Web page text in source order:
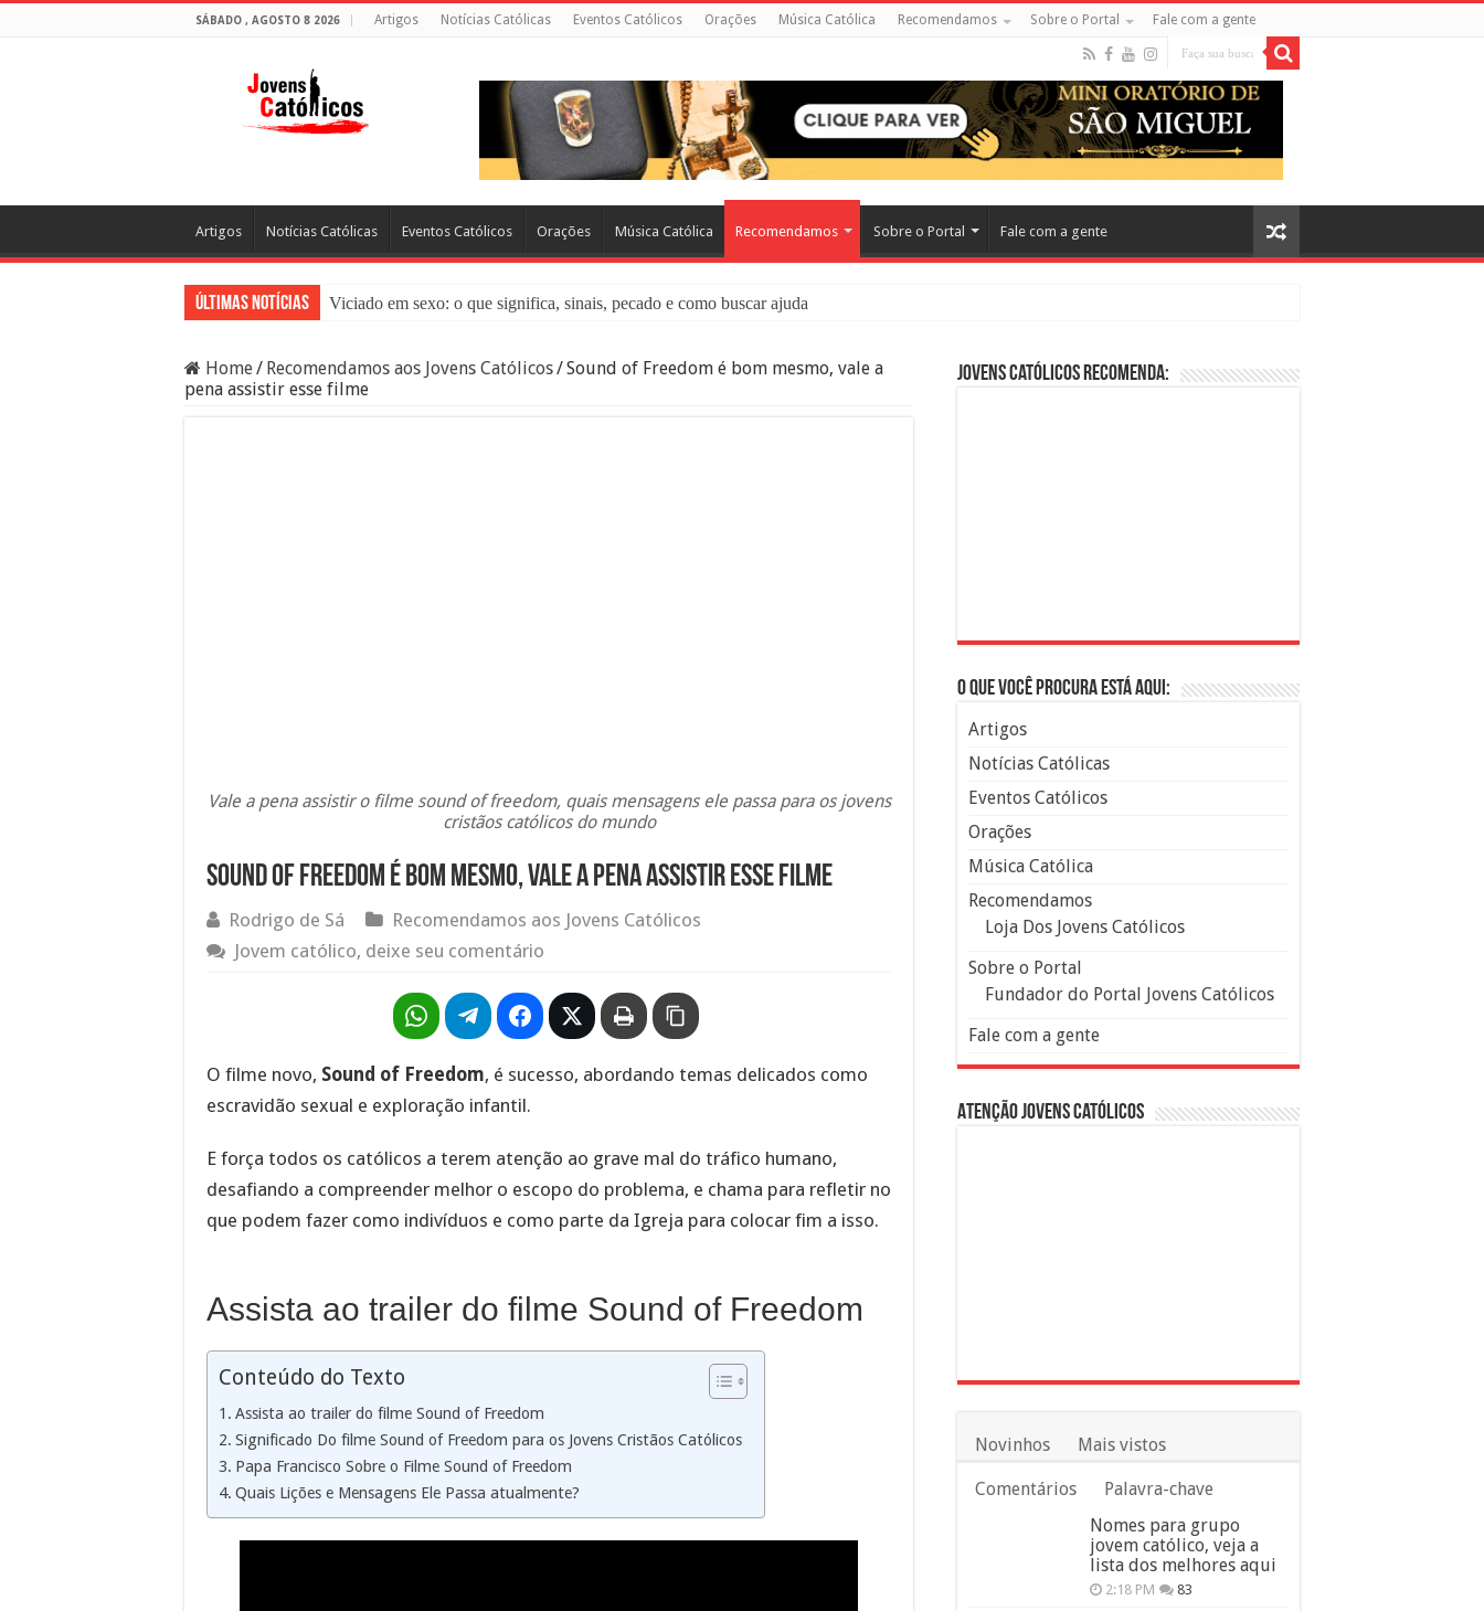
SÁBADO , AGOSTO 8 2026 Artigos Notícias Católicas Eventos Católicos Orações Música Católica Recomendamos Sobre o Portal Fale com a gente
Artigos Notícias Católicas Eventos Católicos Orações Música Católica Recomendamos Sobre o Portal Fale com a gente
Últimas Notícias
Viciado em sexo: o que significa, sinais, pecado e como buscar ajuda
Filme Sagrado Coração – Seu Reino Não Terá Fim: O Documentário Que Vai Tocar os Católicos no Cinema
Home/ Recomendamos aos Jovens Católicos/Sound of Freedom é bom mesmo, vale a
pena assistir esse filme
Vale a pena assistir o filme sound of freedom, quais mensagens ele passa para os jovens
cristãos católicos do mundo
Sound of Freedom é bom mesmo, vale a pena assistir esse filme
Rodrigo de Sá
Recomendamos aos Jovens Católicos
Jovem católico, deixe seu comentário
O filme novo, Sound of Freedom, é sucesso, abordando temas delicados como
escravidão sexual e exploração infantil.
E força todos os católicos a terem atenção ao grave mal do tráfico humano,
desafiando a compreender melhor o escopo do problema, e chama para refletir no
que podem fazer como indivíduos e como parte da Igreja para colocar fim a isso.
Assista ao trailer do filme Sound of Freedom
Conteúdo do Texto
Assista ao trailer do filme Sound of Freedom
Significado Do filme Sound of Freedom para os Jovens Cristãos Católicos
Papa Francisco Sobre o Filme Sound of Freedom
Quais Lições e Mensagens Ele Passa atualmente?
Jovens Católicos Recomenda:
O que você procura está aqui:
Artigos
Notícias Católicas
Eventos Católicos
Orações
Música Católica
Recomendamos
Loja Dos Jovens Católicos
Sobre o Portal
Fundador do Portal Jovens Católicos
Fale com a gente
Atenção Jovens Católicos
Novinhos Mais vistos
Comentários
Palavra-chave
Nomes para grupo
jovem católico, veja a
lista dos melhores aqui
2:18 PM 83